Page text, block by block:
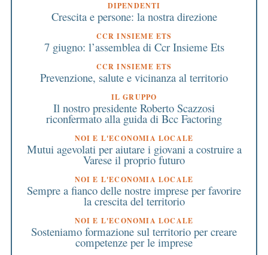
DIPENDENTI
Crescita e persone: la nostra direzione
CCR INSIEME ETS
7 giugno: l’assemblea di Ccr Insieme Ets
CCR INSIEME ETS
Prevenzione, salute e vicinanza al territorio
IL GRUPPO
Il nostro presidente Roberto Scazzosi
riconfermato alla guida di Bcc Factoring
NOI E L'ECONOMIA LOCALE
Mutui agevolati per aiutare i giovani a costruire a
Varese il proprio futuro
NOI E L'ECONOMIA LOCALE
Sempre a fianco delle nostre imprese per favorire
la crescita del territorio
NOI E L'ECONOMIA LOCALE
Sosteniamo formazione sul territorio per creare
competenze per le imprese